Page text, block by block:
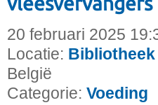
20 februari 2025
Locatie: Bibliotheek
België
Categorie: Voeding